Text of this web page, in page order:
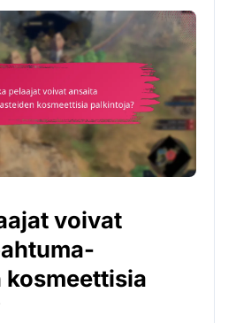
voivat
kosmeettisia